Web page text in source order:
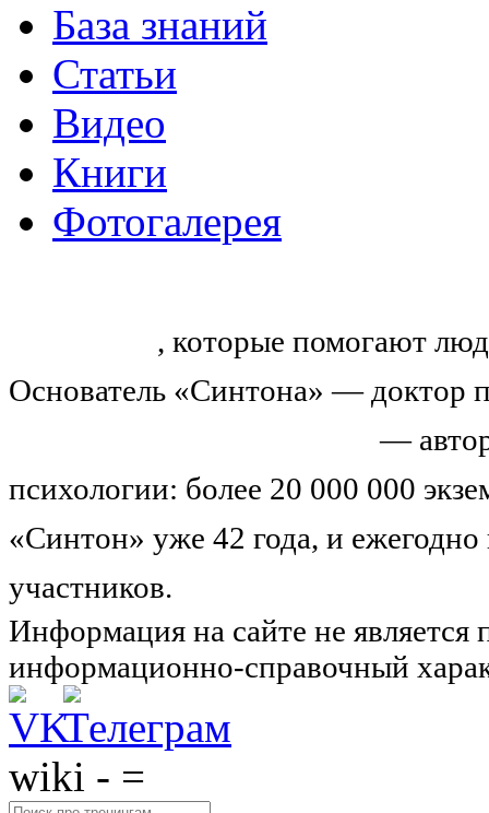
База знаний
Статьи
Видео
Книги
Фотогалерея
, которые помогают
Основатель «Синтона» — доктор
—
психологии: более 20 000 000
«Синтон» уже 42 года, и
участников.
Информация на сайте не
информационно-справочный
wiki - =